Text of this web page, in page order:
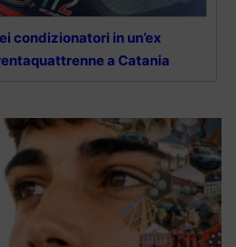
condizionatori in un’ex
a Catania